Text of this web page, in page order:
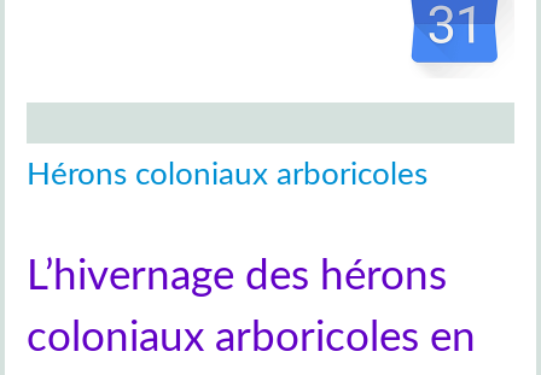
Hérons coloniaux arboricoles
L’hivernage des hérons
coloniaux arboricoles en